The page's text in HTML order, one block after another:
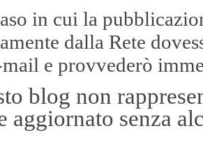
in cui la
dalla Rete
e provvederò
blog non
aggiornato senza